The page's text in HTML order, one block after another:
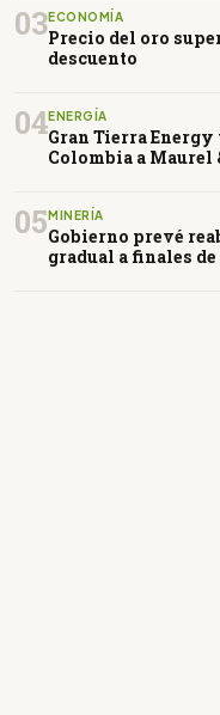
03ECONOMÍA
Precio del oro
descuento
04ENERGÍA
Gran Tierra
Colombia a Maurel
05MINERÍA
Gobierno prevé
gradual a finales de